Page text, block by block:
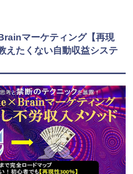
マーケティング【再現
えたくない自動収益システ